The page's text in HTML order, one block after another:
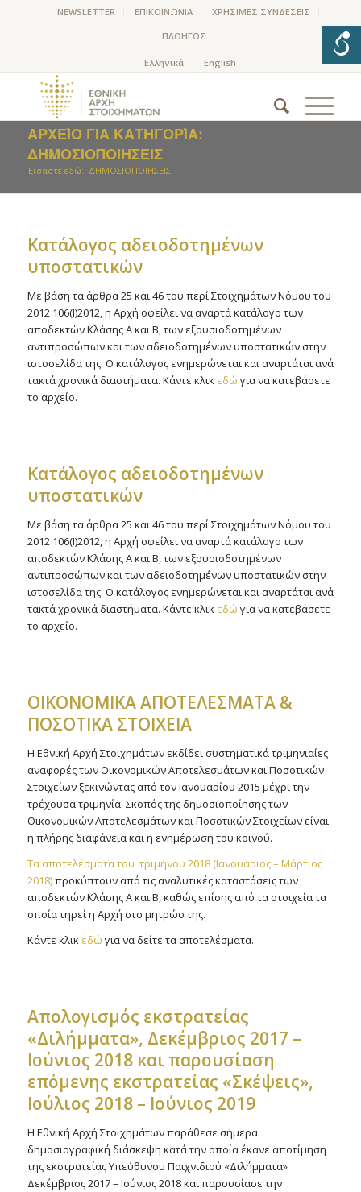
NEWSLETTER ΕΠΙΚΟΙΝΩΝΙΑ
ΧΡΗΣΙΜΕΣ ΣΥΝΔΕΣΕΙΣ
ΠΛΟΗΓΟΣ
ΑΡΧΕΊΟ ΓΙΑ ΚΑΤΗΓΟΡΊΑ:
ΔΗΜΟΣΙΟΠΟΙΗΣΕΙΣ
Είσαστε εδώ: ΔΗΜΟΣΙΟΠΟΙΗΣΕΙΣ
Kατάλογος αδειοδοτημένων
υποστατικών
Με βάση τα άρθρα 25 και 46 του περί Στοιχημάτων Νόμου του
2012 106(Ι)2012, η Αρχή οφείλει να αναρτά κατάλογο των
αποδεκτών Κλάσης Α και Β, των εξουσιοδοτημένων
αντιπροσώπων και των αδειοδοτημένων υποστατικών στην
ιστοσελίδα της. Ο κατάλογος ενημερώνεται και αναρτάται ανά
τακτά χρονικά διαστήματα. Κάντε κλικ εδώ για να κατεβάσετε
το αρχείο.
Kατάλογος αδειοδοτημένων
υποστατικών
Με βάση τα άρθρα 25 και 46 του περί Στοιχημάτων Νόμου του
2012 106(Ι)2012, η Αρχή οφείλει να αναρτά κατάλογο των
αποδεκτών Κλάσης Α και Β, των εξουσιοδοτημένων
αντιπροσώπων και των αδειοδοτημένων υποστατικών στην
ιστοσελίδα της. Ο κατάλογος ενημερώνεται και αναρτάται ανά
τακτά χρονικά διαστήματα. Κάντε κλικ εδώ για να κατεβάσετε
το αρχείο.
ΟΙΚΟΝΟΜΙΚΑ ΑΠΟΤΕΛΕΣΜΑΤΑ &
ΠΟΣΟΤΙΚΑ ΣΤΟΙΧΕΙΑ
Η Εθνική Αρχή Στοιχημάτων εκδίδει συστηματικά τριμηνιαίες
αναφορές των Οικονομικών Αποτελεσμάτων και Ποσοτικών
Στοιχείων ξεκινώντας από τον Ιανουαρίου 2015 μέχρι την
τρέχουσα τριμηνία. Σκοπός της δημοσιοποίησης των
Οικονομικών Αποτελεσμάτων και Ποσοτικών Στοιχείων είναι
η πλήρης διαφάνεια και η ενημέρωση του κοινού.
Τα αποτελέσματα του τριμήνου 2018 (Ιανουάριος – Μάρτιος
2018)προκύπτουν από τις αναλυτικές καταστάσεις των
αποδεκτών Κλάσης Α και Β, καθώς επίσης από τα στοιχεία τα
οποία τηρεί η Αρχή στο μητρώο της.
Κάντε κλικ εδώ για να δείτε τα αποτελέσματα.
Απολογισμός εκστρατείας
«Διλήμματα», Δεκέμβριος 2017 –
Ιούνιος 2018 και παρουσίαση
επόμενης εκστρατείας «Σκέψεις»,
Ιούλιος 2018 – Ιούνιος 2019
Η Εθνική Αρχή Στοιχημάτων παράθεσε σήμερα
δημοσιογραφική διάσκεψη κατά την οποία έκανε αποτίμηση
της εκστρατείας Υπεύθυνου Παιχνιδιού «Διλήμματα»
Δεκέμβριος 2017 – Ιούνιος 2018 και παρουσίασε την